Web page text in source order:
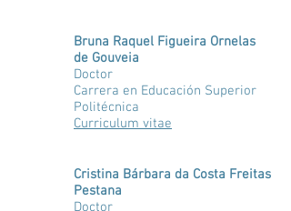
Bruna Raquel Figueira Ornelas
de Gouveia
Doctor
Carrera en Educación Superior
Politécnica
Curriculum vitae
Cristina Bárbara da Costa Freitas
Pestana
Doctor